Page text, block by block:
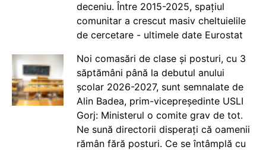
deceniu. Între 2015-2025, spațiul
comunitar a crescut masiv cheltuielile
de cercetare - ultimele date Eurostat
Noi comasări de clase și posturi, cu 3
săptămâni până la debutul anului
școlar 2026-2027, sunt semnalate de
Alin Badea, prim-vicepreședinte USLI
Gorj: Ministerul o comite grav de tot.
Ne sună directorii disperați că oamenii
rămân fără posturi. Ce se întâmplă cu